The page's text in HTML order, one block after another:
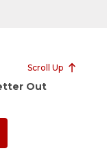
Scroll Up
Out